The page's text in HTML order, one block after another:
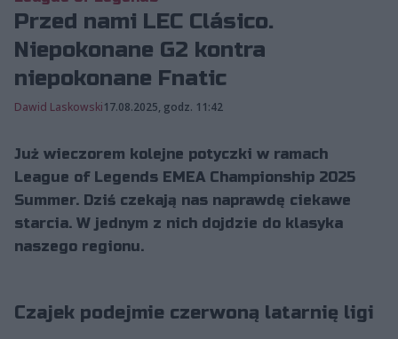
Przed nami LEC Clásico.
Niepokonane G2 kontra
niepokonane Fnatic
Dawid Laskowski17.08.2025, godz. 11:42
Już wieczorem kolejne potyczki w ramach
League of Legends EMEA Championship 2025
Summer. Dziś czekają nas naprawdę ciekawe
starcia. W jednym z nich dojdzie do klasyka
naszego regionu.
Czajek podejmie czerwoną latarnię ligi